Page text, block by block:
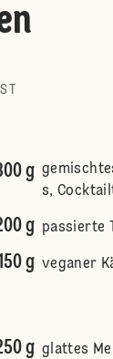
g
s,
g passierte
g veganer
g glattes